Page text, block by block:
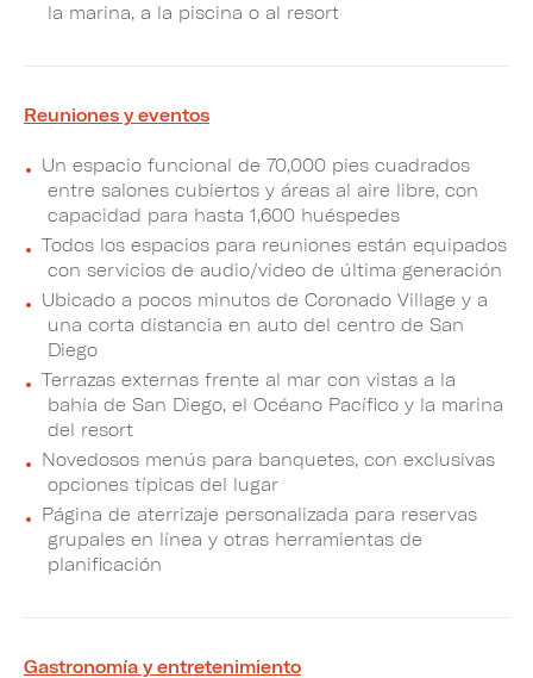
la marina, a la piscina o al resort
Reuniones y eventos
Un espacio funcional de 70,000 pies cuadrados
entre salones cubiertos y áreas al aire libre, con
capacidad para hasta 1,600 huéspedes
Todos los espacios para reuniones están equipados
con servicios de audio/video de última generación
Ubicado a pocos minutos de Coronado Village y a
una corta distancia en auto del centro de San
Diego
Terrazas externas frente al mar con vistas a la
bahía de San Diego, el Océano Pacífico y la marina
del resort
Novedosos menús para banquetes, con exclusivas
opciones típicas del lugar
Página de aterrizaje personalizada para reservas
grupales en línea y otras herramientas de
planificación
Gastronomía y entretenimiento